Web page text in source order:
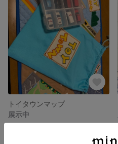
トイタウンマップ
展示中